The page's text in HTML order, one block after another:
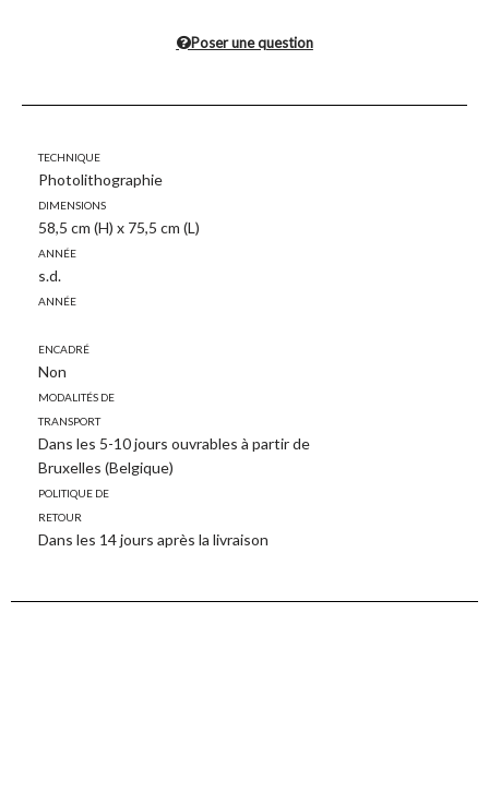
Poser une question
Technique
Photolithographie
Dimensions
58,5 cm (H) x 75,5 cm (L)
Année
s.d.
Année
Encadré
Non
Modalités de
transport
Dans les 5-10 jours ouvrables à partir de
Bruxelles (Belgique)
Politique de
retour
Dans les 14 jours après la livraison